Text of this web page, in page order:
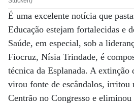
É uma excelente notícia que
Educação estejam fortalecidas e
Saúde, em especial, sob a
Fiocruz, Nísia Trindade, é
técnica da Esplanada. A extinção
virou fonte de escândalos, irritou
Centrão no Congresso e